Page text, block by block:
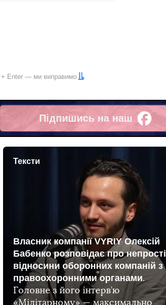
+ Enter — ми виправимо
Підпишись на наш
Facebook
Тексти
Власник компанії VYRIY Олексій
Бабенко розповідає про непрості
відносини оборонних компаній з
правоохоронними органами.
Головне з його інтерв’ю
«Мілітарному» — максимально